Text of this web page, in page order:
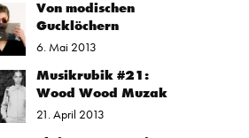
Von modischen
Gucklöchern
6. Mai 2013
Musikrubik #21:
Wood Wood Muzak
21. April 2013